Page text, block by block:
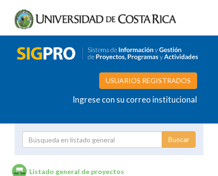
USUARIOS REGISTRADOS
Ingrese con su correo institucional
Listado general de proyectos